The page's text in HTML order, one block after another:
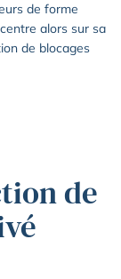
de forme
alors sur sa
de blocages
de